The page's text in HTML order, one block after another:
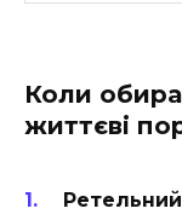
Коли
життєві